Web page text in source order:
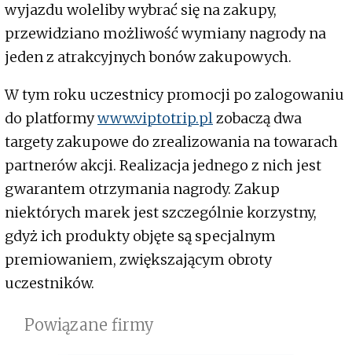
wyjazdu woleliby wybrać się na zakupy,
przewidziano możliwość wymiany nagrody na
jeden z atrakcyjnych bonów zakupowych.
W tym roku uczestnicy promocji po zalogowaniu
do platformywww.viptotrip.plzobaczą dwa
targety zakupowe do zrealizowania na towarach
partnerów akcji. Realizacja jednego z nich jest
gwarantem otrzymania nagrody. Zakup
niektórych marek jest szczególnie korzystny,
gdyż ich produkty objęte są specjalnym
premiowaniem, zwiększającym obroty
uczestników.
Powiązane firmy